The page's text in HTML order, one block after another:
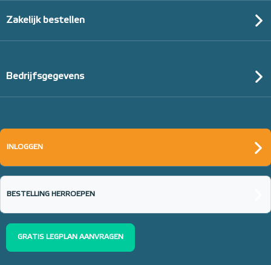
Zakelijk bestellen
Bedrijfsgegevens
INLOGGEN
BESTELLING HERROEPEN
GRATIS LEGPLAN AANVRAGEN